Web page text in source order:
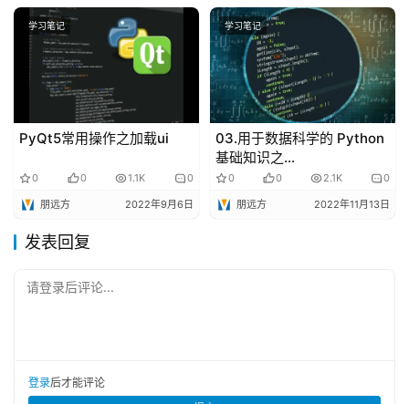
学习笔记
PyQt5常用操作之加载ui
0 0 1.1K 0
朋远方 2022年9月6日
学习笔记
03.用于数据科学的 Python
基础知识之
matplotlib（中）
0 0 2.1K 0
朋远方 2022年11月13日
发表回复
请登录后评论...
登录后才能评论